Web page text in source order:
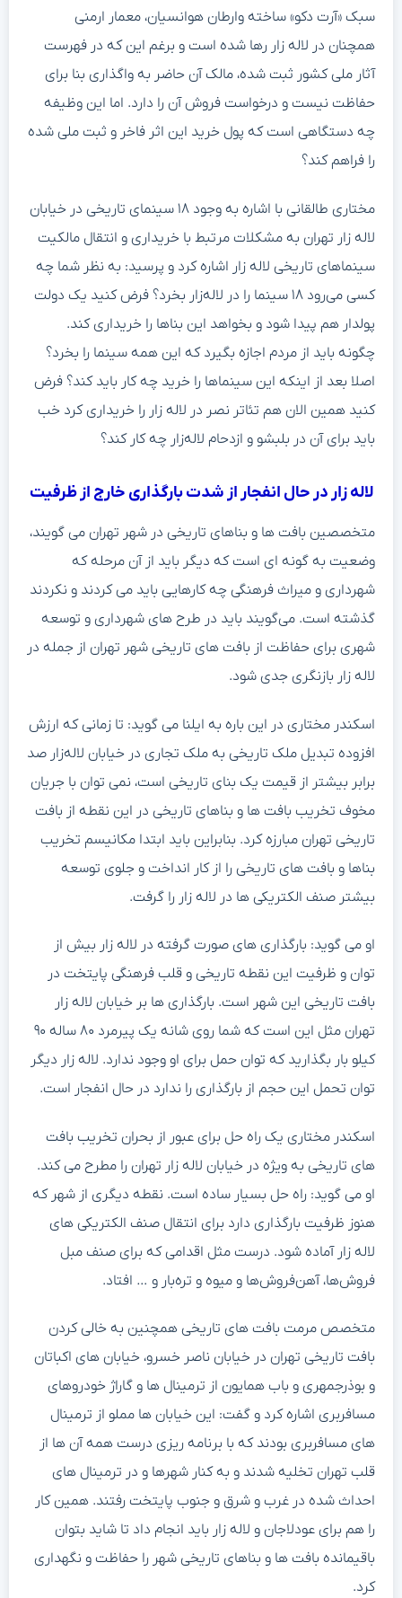
سبک «آرت دکو» ساخته وارطان هوانسیان، معمار ارمنی
همچنان در لاله زار رها شده است و برغم این که در فهرست
آثار ملی کشور ثبت شده، مالک آن حاضر به واگذاری بنا برای
حفاظت نیست و درخواست فروش آن را دارد. اما این وظیفه
چه دستگاهی است که پول خرید این اثر فاخر و ثبت ملی شده
را فراهم کند؟
مختاری طالقانی با اشاره به وجود ۱۸ سینمای تاریخی در خیابان
لاله زار تهران به مشکلات مرتبط با خریداری و انتقال مالکیت
سینماهای تاریخی لاله زار اشاره کرد و پرسید: به نظر شما چه
کسی می‌رود ۱۸ سینما را در لاله‌زار بخرد؟ فرض کنید یک دولت
پولدار هم پیدا شود و بخواهد این بناها را خریداری کند.
چگونه باید از مردم اجازه بگیرد که این همه سینما را بخرد؟
اصلا بعد از اینکه این سینماها را خرید چه کار باید کند؟ فرض
کنید همین الان هم تئاتر نصر در لاله زار را خریداری کرد خب
باید برای آن در بلبشو و ازدحام لاله‌زار چه کار کند؟
لاله زار در حال انفجار از شدت بارگذاری خارج از ظرفیت
متخصصین بافت ها و بناهای تاریخی در شهر تهران می گویند،
وضعیت به گونه ای است که دیگر باید از آن مرحله که
شهرداری و میراث فرهنگی چه کارهایی باید می کردند و نکردند
گذشته است. می‌گویند باید در طرح های شهرداری و توسعه
شهری برای حفاظت از بافت های تاریخی شهر تهران از جمله در
لاله زار بازنگری جدی شود.
اسکندر مختاری در این باره به ایلنا می گوید: تا زمانی که ارزش
افزوده تبدیل ملک تاریخی به ملک تجاری در خیابان لاله‌زار صد
برابر بیشتر از قیمت یک بنای تاریخی است، نمی توان با جریان
مخوف تخریب بافت ها و بناهای تاریخی در این نقطه از بافت
تاریخی تهران مبارزه کرد. بنابراین باید ابتدا مکانیسم تخریب
بناها و بافت های تاریخی را از کار انداخت و جلوی توسعه
بیشتر صنف الکتریکی ها در لاله زار را گرفت.
او می گوید: بارگذاری های صورت گرفته در لاله زار بیش از
توان و ظرفیت این نقطه تاریخی و قلب فرهنگی پایتخت در
بافت تاریخی این شهر است. بارگذاری ها بر خیابان لاله زار
تهران مثل این است که شما روی شانه‌ یک پیرمرد ۸۰ ساله ۹۰
کیلو بار بگذارید که توان حمل برای او وجود ندارد. لاله زار دیگر
توان تحمل این حجم از بارگذاری را ندارد در حال انفجار است.
اسکندر مختاری یک راه حل برای عبور از بحران تخریب بافت
های تاریخی به ویژه در خیابان لاله زار تهران را مطرح می کند.
او می گوید: راه حل بسیار ساده است. نقطه دیگری از شهر که
هنوز ظرفیت‌ بارگذاری دارد برای انتقال صنف الکتریکی های
لاله زار آماده شود. درست مثل اقدامی که برای صنف مبل‌
فروش‌ها، آهن‌فروش‌ها و میوه و تره‌بار و … افتاد.
متخصص مرمت بافت های تاریخی همچنین به خالی کردن
بافت تاریخی تهران در خیابان ناصر خسرو، خیابان های اکباتان
و بوذرجمهری و باب همایون از ترمینال ها و گاراژ خودروهای
مسافربری اشاره کرد و گفت: این خیابان ها مملو از ترمینال
های مسافربری بودند که با برنامه ریزی درست همه آن ها از
قلب تهران تخلیه شدند و به کنار شهرها و در ترمینال های
احداث شده در غرب و شرق و جنوب پایتخت رفتند. همین کار
را هم برای عودلاجان و لاله زار باید انجام داد تا شاید بتوان
باقیمانده بافت ها و بناهای تاریخی شهر را حفاظت و نگهداری
کرد.